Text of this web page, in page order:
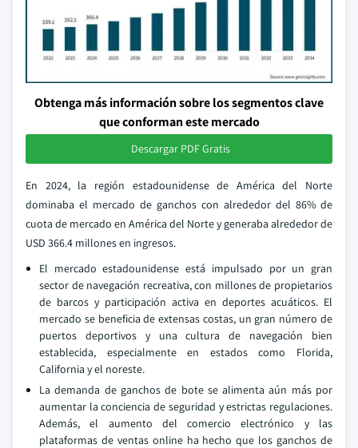
Obtenga más información sobre los segmentos clave
que conforman este mercado
Descargar PDF Gratis
En 2024, la región estadounidense de América del Norte
dominaba el mercado de ganchos con alrededor del 86% de
cuota de mercado en América del Norte y generaba alrededor de
USD 366.4 millones en ingresos.
El mercado estadounidense está impulsado por un gran
sector de navegación recreativa, con millones de propietarios
de barcos y participación activa en deportes acuáticos. El
mercado se beneficia de extensas costas, un gran número de
puertos deportivos y una cultura de navegación bien
establecida, especialmente en estados como Florida,
California y el noreste.
La demanda de ganchos de bote se alimenta aún más por
aumentar la conciencia de seguridad y estrictas regulaciones.
Además, el aumento del comercio electrónico y las
plataformas de ventas online ha hecho que los ganchos de